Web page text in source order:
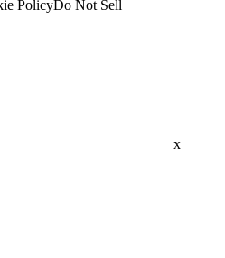
PolicyDo Not Sell
x